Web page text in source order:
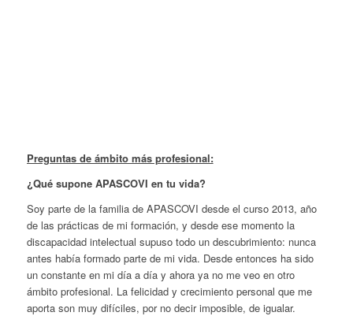
Preguntas de ámbito más profesional:
¿Qué supone APASCOVI en tu vida?
Soy parte de la familia de APASCOVI desde el curso 2013, año
de las prácticas de mi formación, y desde ese momento la
discapacidad intelectual supuso todo un descubrimiento: nunca
antes había formado parte de mi vida. Desde entonces ha sido
un constante en mi día a día y ahora ya no me veo en otro
ámbito profesional. La felicidad y crecimiento personal que me
aporta son muy difíciles, por no decir imposible, de igualar.